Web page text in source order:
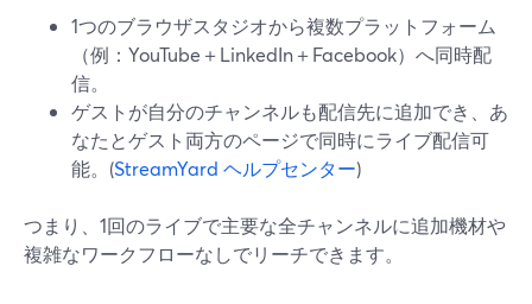
1つのブラウザスタジオから複数プラットフォーム
（例：YouTube＋LinkedIn＋Facebook）へ同時配
信。
ゲストが自分のチャンネルも配信先に追加でき、あ
なたとゲスト両方のページで同時にライブ配信可
能。(StreamYard ヘルプセンター)
つまり、1回のライブで主要な全チャンネルに追加機材や
複雑なワークフローなしでリーチできます。